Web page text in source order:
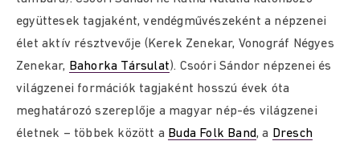
együttesek tagjaként, vendégművészeként a népzenei
élet aktív résztvevője (Kerek Zenekar, Vonográf Négyes
Zenekar, Bahorka Társulat). Csoóri Sándor népzenei és
világzenei formációk tagjaként hosszú évek óta
meghatározó szereplője a magyar nép-és világzenei
életnek – többek között a Buda Folk Band, a Dresch